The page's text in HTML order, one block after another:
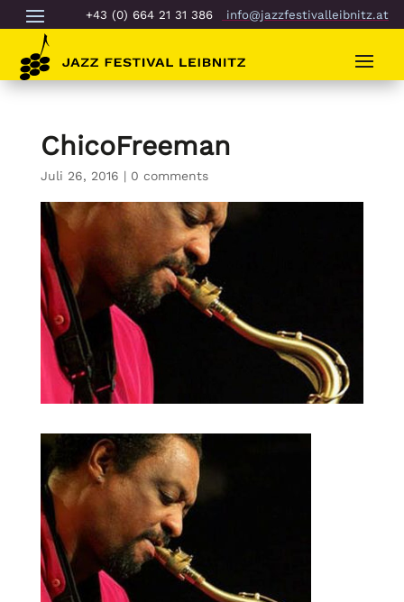
+43 (0) 664 21 31 386 info@jazzfestivalleibnitz.at
ChicoFreeman
Juli 26, 2016 | 0 comments